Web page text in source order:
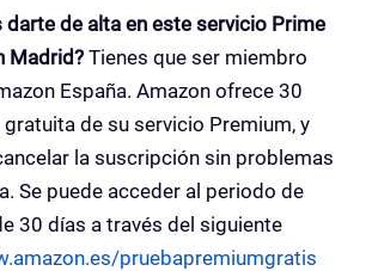
darte de alta en este servicio Prime
Madrid?Tienes que ser miembro
España. Amazon ofrece 30
de su servicio Premium, y
la suscripción sin problemas
Se puede acceder al periodo de
30 días a través del siguiente
pruebapremiumgratis